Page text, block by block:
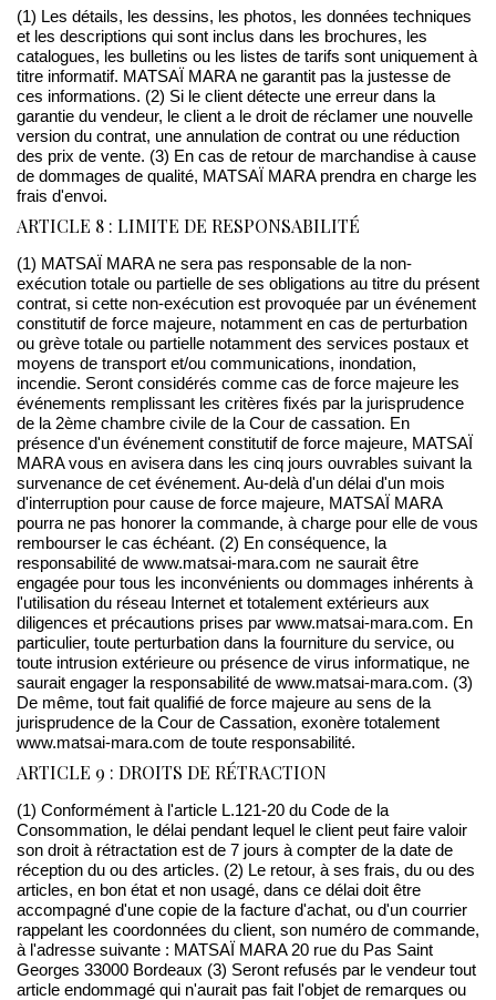
(1) Les détails, les dessins, les photos, les données techniques
et les descriptions qui sont inclus dans les brochures, les
catalogues, les bulletins ou les listes de tarifs sont uniquement à
titre informatif. MATSAÏ MARA ne garantit pas la justesse de
ces informations. (2) Si le client détecte une erreur dans la
garantie du vendeur, le client a le droit de réclamer une nouvelle
version du contrat, une annulation de contrat ou une réduction
des prix de vente. (3) En cas de retour de marchandise à cause
de dommages de qualité, MATSAÏ MARA prendra en charge les
frais d'envoi.
ARTICLE 8 : LIMITE DE RESPONSABILITÉ
(1) MATSAÏ MARA ne sera pas responsable de la non-
exécution totale ou partielle de ses obligations au titre du présent
contrat, si cette non-exécution est provoquée par un événement
constitutif de force majeure, notamment en cas de perturbation
ou grève totale ou partielle notamment des services postaux et
moyens de transport et/ou communications, inondation,
incendie. Seront considérés comme cas de force majeure les
événements remplissant les critères fixés par la jurisprudence
de la 2ème chambre civile de la Cour de cassation. En
présence d'un événement constitutif de force majeure, MATSAÏ
MARA vous en avisera dans les cinq jours ouvrables suivant la
survenance de cet événement. Au-delà d'un délai d'un mois
d'interruption pour cause de force majeure, MATSAÏ MARA
pourra ne pas honorer la commande, à charge pour elle de vous
rembourser le cas échéant. (2) En conséquence, la
responsabilité de www.matsai-mara.com ne saurait être
engagée pour tous les inconvénients ou dommages inhérents à
l'utilisation du réseau Internet et totalement extérieurs aux
diligences et précautions prises par www.matsai-mara.com. En
particulier, toute perturbation dans la fourniture du service, ou
toute intrusion extérieure ou présence de virus informatique, ne
saurait engager la responsabilité de www.matsai-mara.com. (3)
De même, tout fait qualifié de force majeure au sens de la
jurisprudence de la Cour de Cassation, exonère totalement
www.matsai-mara.com de toute responsabilité.
ARTICLE 9 : DROITS DE RÉTRACTION
(1) Conformément à l'article L.121-20 du Code de la
Consommation, le délai pendant lequel le client peut faire valoir
son droit à rétractation est de 7 jours à compter de la date de
réception du ou des articles. (2) Le retour, à ses frais, du ou des
articles, en bon état et non usagé, dans ce délai doit être
accompagné d'une copie de la facture d'achat, ou d'un courrier
rappelant les coordonnées du client, son numéro de commande,
à l'adresse suivante : MATSAÏ MARA 20 rue du Pas Saint
Georges 33000 Bordeaux (3) Seront refusés par le vendeur tout
article endommagé qui n'aurait pas fait l'objet de remarques ou